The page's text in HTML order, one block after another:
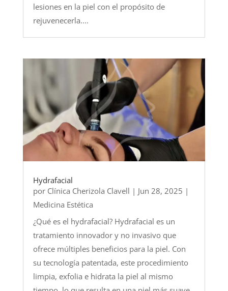
lesiones en la piel con el propósito de
rejuvenecerla....
Hydrafacial
por Clínica Cherizola Clavell | Jun 28, 2025 |
Medicina Estética
¿Qué es el hydrafacial? Hydrafacial es un
tratamiento innovador y no invasivo que
ofrece múltiples beneficios para la piel. Con
su tecnología patentada, este procedimiento
limpia, exfolia e hidrata la piel al mismo